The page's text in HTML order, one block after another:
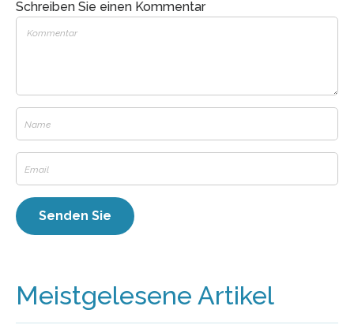
Schreiben Sie einen Kommentar
Meistgelesene Artikel